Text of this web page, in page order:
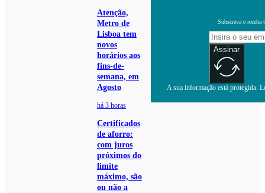
Atenção,
Metro de
Lisboa tem
novos
horários aos
fins-de-
semana, em
Agosto
há 3 horas
Certificados
de aforro:
com juros
próximos do
limite
máximo, são
ou não a
Subscreva e receba
Assinar
A sua informação está protegida.